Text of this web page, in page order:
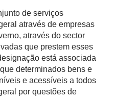
de serviços
através de empresas
através do sector
que prestem esses
está associada
determinados bens e
e acessíveis a todos
por questões de